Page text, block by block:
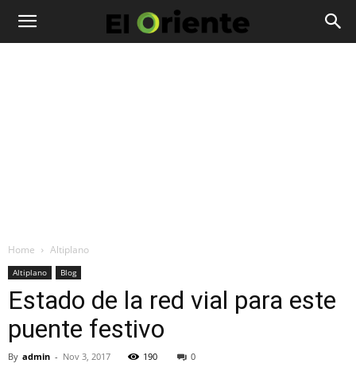
Home Altiplano
Altiplano Blog
Estado de la red vial para este
puente festivo
By admin - Nov 3, 2017 190 0